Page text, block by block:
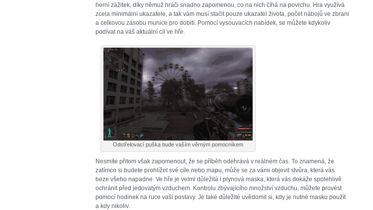
herní zážitek, díky němuž hráči snadno zapomenou, co na nich číhá na povrchu. Hra využívá
zcela minimální ukazatele, a tak vám musí stačit pouze ukazatel života, počet nábojů ve zbrani
a celkovou zásobu munice pro dobití. Pomocí vysouvacích nabídek, se můžete kdykoliv
podívat na váš aktuální cíl ve hře.
Odstřelovací puška bude vaším věrným pomocníkem
Nesmíte přitom však zapomenout, že se příběh odehrává v reálném čas. To znamená, že
zatímco si budete prohlížet své cíle nebo mapu, může se za vámi objevit stvůra, která vás
beze všeho napadne. Ve hře je velmi důležitá i plynová maska, která vás dokáže spolehlivě
ochránit před jedovatým vzduchem. Kontrolu zbývajícího množství vzduchu, můžete provést
pomocí hodinek na ruce vaší postavy. Je také důležité uvědomit si, kdy je nutné masku použít
a kdy nikoliv.